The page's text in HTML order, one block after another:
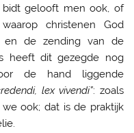
gelooft men ook, of
christenen God
en de zending van de
heeft dit gezegde nog
de hand liggende
lex vivendi”: zoals
ook; dat is de praktijk